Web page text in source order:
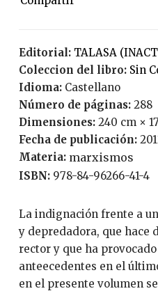
Editorial:
TALASA
Coleccion del libro:
Sin
Idioma:
Castellano
Número de páginas:
288
Dimensiones: 240 cm ×
Fecha de publicación:
Materia: marxismos
ISBN: 978-84-96266-41-4
La indignación frente a una economía enloquecida
y depredadora, que hace
rector y que ha
anteecedentes en el
en el presente volumen